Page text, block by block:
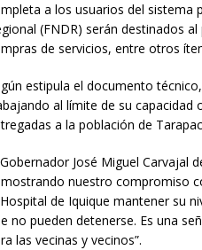
a los usuarios del sistema
(FNDR) serán destinados
de servicios, entre otros
estipula el documento
al límite de su capacidad
a la población de
José Miguel Carvajal
nuestro compromiso
de Iquique mantener su
no pueden detenerse. Es una
las vecinas y vecinos”.